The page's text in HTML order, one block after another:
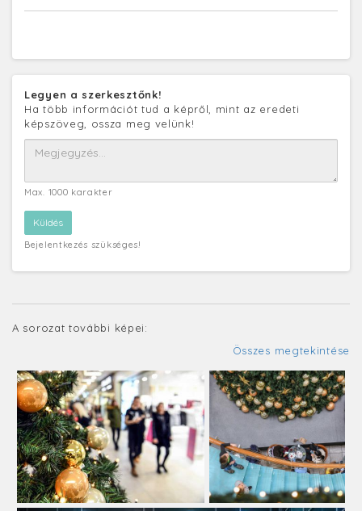
Legyen a szerkesztőnk!
Ha több információt tud a képről, mint az eredeti
képszöveg, ossza meg velünk!
Max. 1000 karakter
Bejelentkezés szükséges!
A sorozat további képei:
Összes megtekintése